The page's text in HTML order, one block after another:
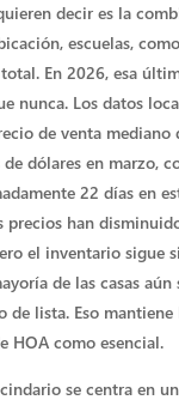
decir es la
escuelas,
En 2026, esa
nunca. Los datos
de venta mediano
dólares en marzo,
22 días en
precios han
el inventario sigue
de las casas aún
de lista. Eso
HOA como esencial.
se centra en